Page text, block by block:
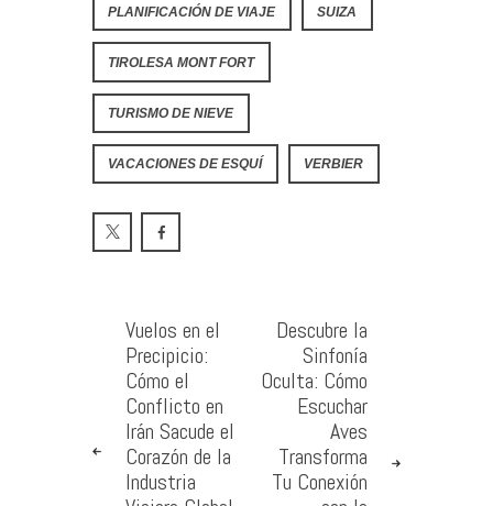
PLANIFICACIÓN DE VIAJE SUIZA
TIROLESA MONT FORT
TURISMO DE NIEVE
VACACIONES DE ESQUÍ VERBIER
Vuelos en el
Precipicio:
Cómo el
Conflicto en
Irán Sacude el
Corazón de la
Industria
Descubre la
Sinfonía
Oculta: Cómo
Escuchar
Aves
Transforma
Tu Conexión